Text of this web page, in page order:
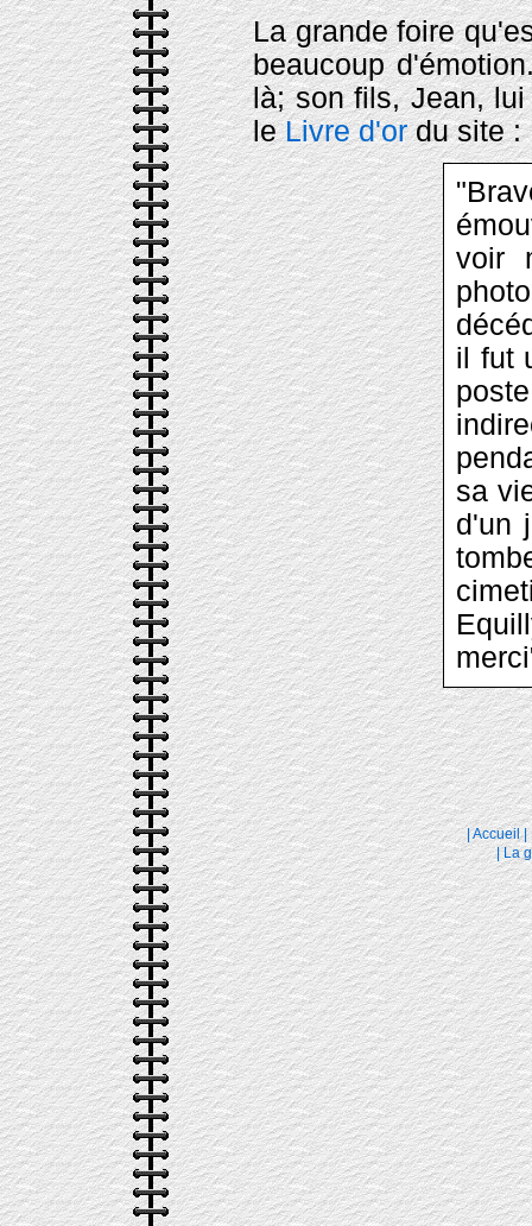
La grande foire
beaucoup
là; son fils, Jean,
leLivre d'ordu site :
voir
il fut
sa
d'un
|Accueil
|La